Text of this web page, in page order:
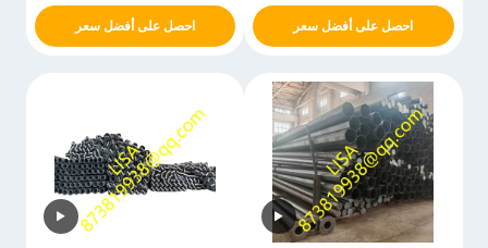
احصل على أفضل سعر احصل على أفضل سعر